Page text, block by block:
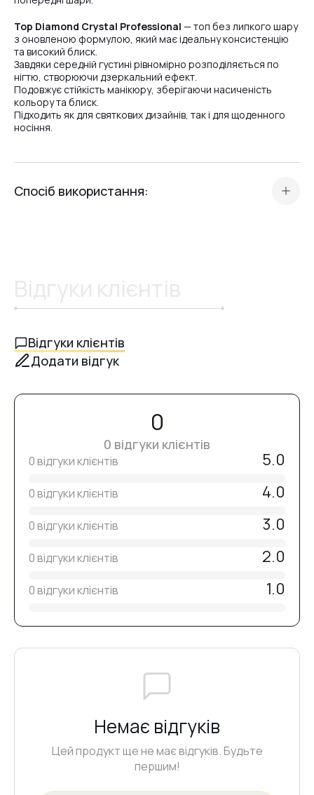
Top Diamond Crystal Professional — топ без липкого шару
з оновленою формулою, який має ідеальну консистенцію
та високий блиск.
Завдяки середній густині рівномірно розподіляється по
нігтю, створюючи дзеркальний ефект.
Подовжує стійкість манікюру, зберігаючи насиченість
кольору та блиск.
Підходить як для святкових дизайнів, так і для щоденного
носіння.
Спосіб використання:
Відгуки клієнтів
Додати відгук
0
0 відгуки клієнтів
0 відгуки клієнтів 5.0
0 відгуки клієнтів 4.0
0 відгуки клієнтів 3.0
0 відгуки клієнтів 2.0
0 відгуки клієнтів 1.0
Немає відгуків
Цей продукт ще не має відгуків. Будьте
першим!